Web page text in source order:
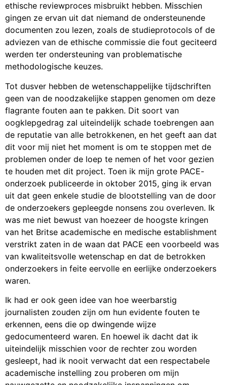
ethische reviewproces misbruikt hebben. Misschien
gingen ze ervan uit dat niemand de ondersteunende
documenten zou lezen, zoals de studieprotocols of de
adviezen van de ethische commissie die fout geciteerd
werden ter ondersteuning van problematische
methodologische keuzes.
Tot dusver hebben de wetenschappelijke tijdschriften
geen van de noodzakelijke stappen genomen om deze
flagrante fouten aan te pakken. Dit soort van
oogklepgedrag zal uiteindelijk schade toebrengen aan
de reputatie van alle betrokkenen, en het geeft aan dat
dit voor mij niet het moment is om te stoppen met de
problemen onder de loep te nemen of het voor gezien
te houden met dit project. Toen ik mijn grote PACE-
onderzoek publiceerde in oktober 2015, ging ik ervan
uit dat geen enkele studie de blootstelling van de door
de onderzoekers gepleegde nonsens zou overleven. Ik
was me niet bewust van hoezeer de hoogste kringen
van het Britse academische en medische establishment
verstrikt zaten in de waan dat PACE een voorbeeld was
van kwaliteitsvolle wetenschap en dat de betrokken
onderzoekers in feite eervolle en eerlijke onderzoekers
waren.
Ik had er ook geen idee van hoe weerbarstig
journalisten zouden zijn om hun evidente fouten te
erkennen, eens die op dwingende wijze
gedocumenteerd waren. En hoewel ik dacht dat ik
uiteindelijk misschien voor de rechter zou worden
gesleept, had ik nooit verwacht dat een respectabele
academische instelling zou proberen om mijn